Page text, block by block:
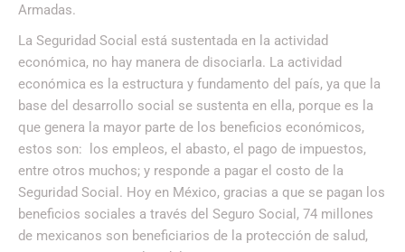
Armadas.
La Seguridad Social está sustentada en la actividad
económica, no hay manera de disociarla. La actividad
económica es la estructura y fundamento del país, ya que la
base del desarrollo social se sustenta en ella, porque es la
que genera la mayor parte de los beneficios económicos,
estos son: los empleos, el abasto, el pago de impuestos,
entre otros muchos; y responde a pagar el costo de la
Seguridad Social. Hoy en México, gracias a que se pagan los
beneficios sociales a través del Seguro Social, 74 millones
de mexicanos son beneficiarios de la protección de salud,